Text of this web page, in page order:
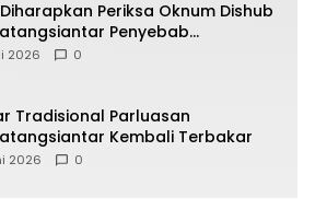
Diharapkan Periksa Oknum Dishub
Penyebab
PAD Retribusi Parkir
2026 0
Tradisional Parluasan
Kembali Terbakar
2026 0